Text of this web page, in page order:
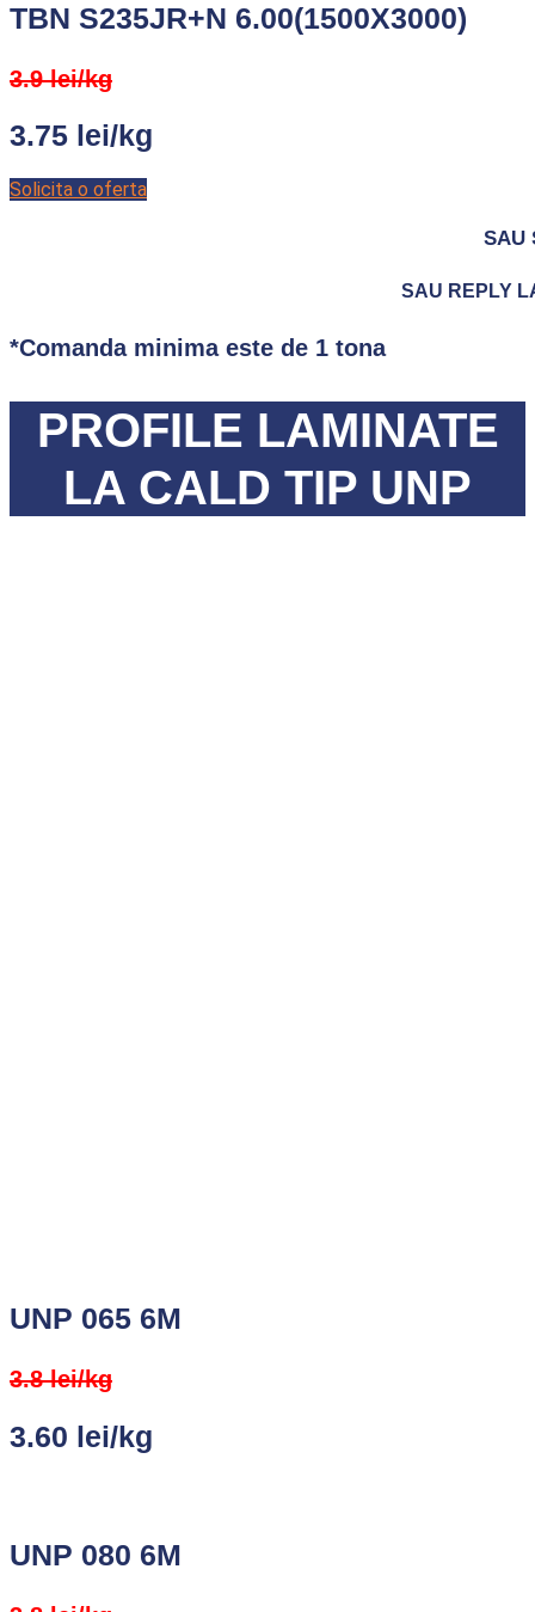
TBN S235JR+N 6.00(1500X3000)
3.9 lei/kg
3.75 lei/kg
Solicita o oferta
SAU
SAU REPLY
*Comanda minima este de 1 tona
PROFILE LAMINATE
LA CALD TIP UNP
UNP 065 6M
3.8 lei/kg
3.60 lei/kg
UNP 080 6M